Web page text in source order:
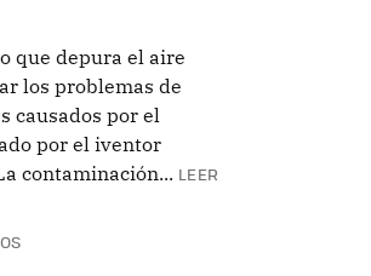
que depura el aire
los problemas de
causados por el
por el iventor
contaminación... LEER